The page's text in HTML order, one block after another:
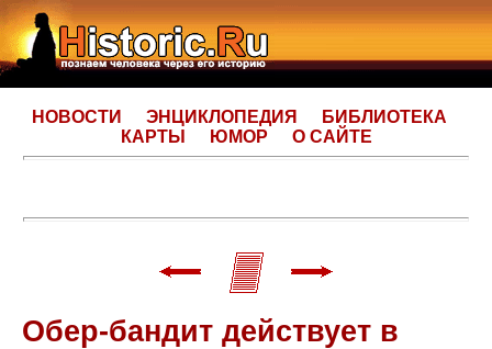
НОВОСТИ ЭНЦИКЛОПЕДИЯ
БИБЛИОТЕКА
КАРТЫ
ЮМОР О САЙТЕ
Обер-бандит действует в